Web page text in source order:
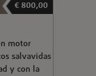
€ 800,00
motor
salvavidas
y con la